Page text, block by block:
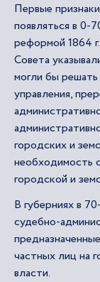
Первые
появляться в 0-
реформой 1864
Совета
могли бы
управления,
городских и
необходимость
городской и
В губерниях в
судебно-
частных лиц на
власти.